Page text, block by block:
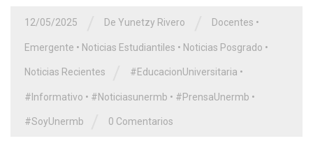
12/05/2025 De Yunetzy Rivero Docentes •
Emergente • Noticias Estudiantiles • Noticias Posgrado •
Noticias Recientes #EducacionUniversitaria •
#Informativo • #Noticiasunermb • #PrensaUnermb •
#SoyUnermb 0 Comentarios